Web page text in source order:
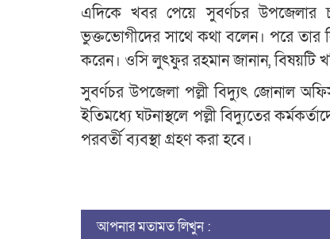
এদিকে খবর পেয়ে সুবর্ণচর উপজেলার
ভুক্তভোগীদের সাথে কথা বলেন। পরে তার
করেন। ওসি লুৎফুর রহমান জানান, বিষয়টি
সুবর্ণচর উপজেলা পল্লী বিদ্যুৎ জোনাল
ইতিমধ্যে ঘটনাস্থলে পল্লী বিদ্যুতের
পরবর্তী ব্যবস্থা গ্রহণ করা হবে।
আপনার মতামত লিখুন :